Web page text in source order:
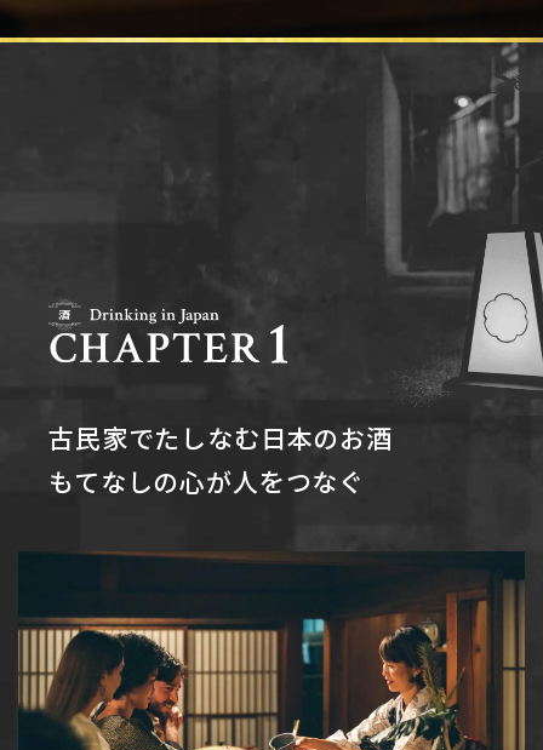
古民家でたしなむ日本のお酒
もてなしの心が人をつなぐ